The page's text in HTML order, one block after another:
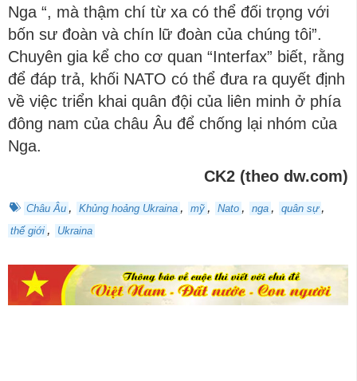
Nga “, mà thậm chí từ xa có thể đối trọng với
bốn sư đoàn và chín lữ đoàn của chúng tôi”.
Chuyên gia kể cho cơ quan “Interfax” biết, rằng
để đáp trả, khối NATO có thể đưa ra quyết định
về việc triển khai quân đội của liên minh ở phía
đông nam của châu Âu để chống lại nhóm của
Nga.
СK2 (theo dw.com)
Châu Âu , Khủng hoảng Ukraina , mỹ , Nato , nga , quân sự ,
thế giới , Ukraina